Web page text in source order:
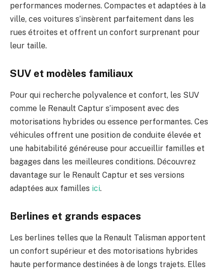
performances modernes. Compactes et adaptées à la
ville, ces voitures s’insèrent parfaitement dans les
rues étroites et offrent un confort surprenant pour
leur taille.
SUV et modèles familiaux
Pour qui recherche polyvalence et confort, les SUV
comme le Renault Captur s’imposent avec des
motorisations hybrides ou essence performantes. Ces
véhicules offrent une position de conduite élevée et
une habitabilité généreuse pour accueillir familles et
bagages dans les meilleures conditions. Découvrez
davantage sur le Renault Captur et ses versions
adaptées aux familles ici.
Berlines et grands espaces
Les berlines telles que la Renault Talisman apportent
un confort supérieur et des motorisations hybrides
haute performance destinées à de longs trajets. Elles